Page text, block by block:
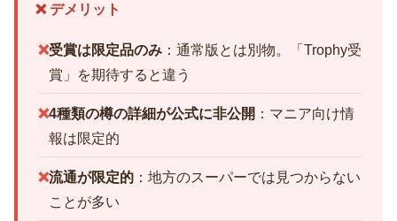
❌ デメリット
❌受賞は限定品のみ ：通常版とは別物。「Trophy受
賞」を期待すると違う
❌4種類の樽の詳細が公式に非公開 ：マニア向け情
報は限定的
❌流通が限定的 ：地方のスーパーでは見つからない
ことが多い